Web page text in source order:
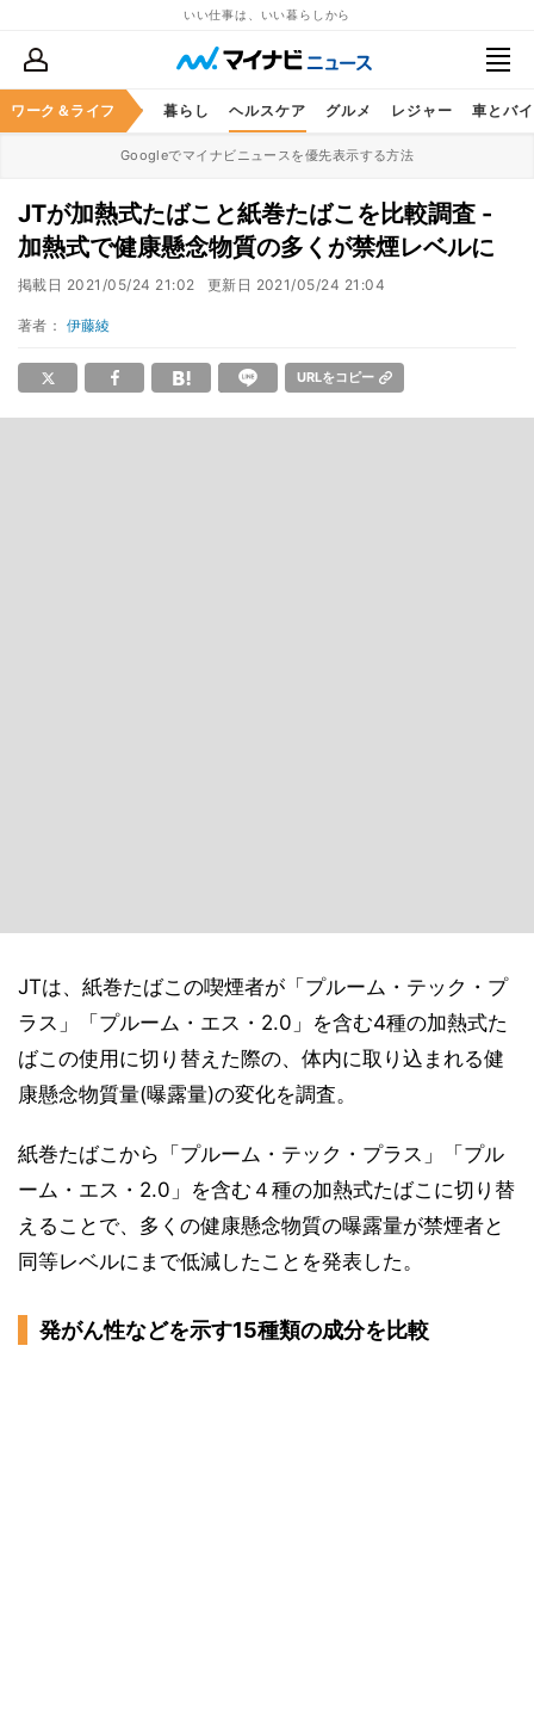
いい仕事は、いい暮らしから
ワーク＆ライフ
ススキル マネー 暮らし ヘルスケア グルメ レジャー 車とバ
Googleでマイナビニュースを優先表示する方法
JTが加熱式たばこと紙巻たばこを比較調査 -
加熱式で健康懸念物質の多くが禁煙レベルに
掲載日 2021/05/24 21:02 更新日 2021/05/24 21:04
著者： 伊藤綾
URLをコピー
JTは、紙巻たばこの喫煙者が「プルーム・テック・プ
ラス」「プルーム・エス・2.0」を含む4種の加熱式た
ばこの使用に切り替えた際の、体内に取り込まれる健
康懸念物質量(曝露量)の変化を調査。
紙巻たばこから「プルーム・テック・プラス」「プル
ーム・エス・2.0」を含む４種の加熱式たばこに切り替
えることで、多くの健康懸念物質の曝露量が禁煙者と
同等レベルにまで低減したことを発表した。
発がん性などを示す15種類の成分を比較